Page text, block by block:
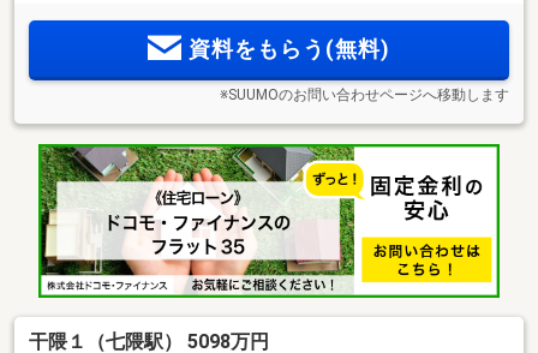
資料をもらう(無料)
※SUUMOのお問い合わせページへ移動します
干隈１（七隈駅） 5098万円